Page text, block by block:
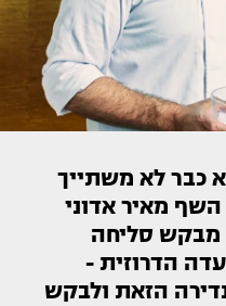
כבר לא משתייך
מאיר אדוני
מבקש סליחה
הדרוזית -
הזאת ולבקש